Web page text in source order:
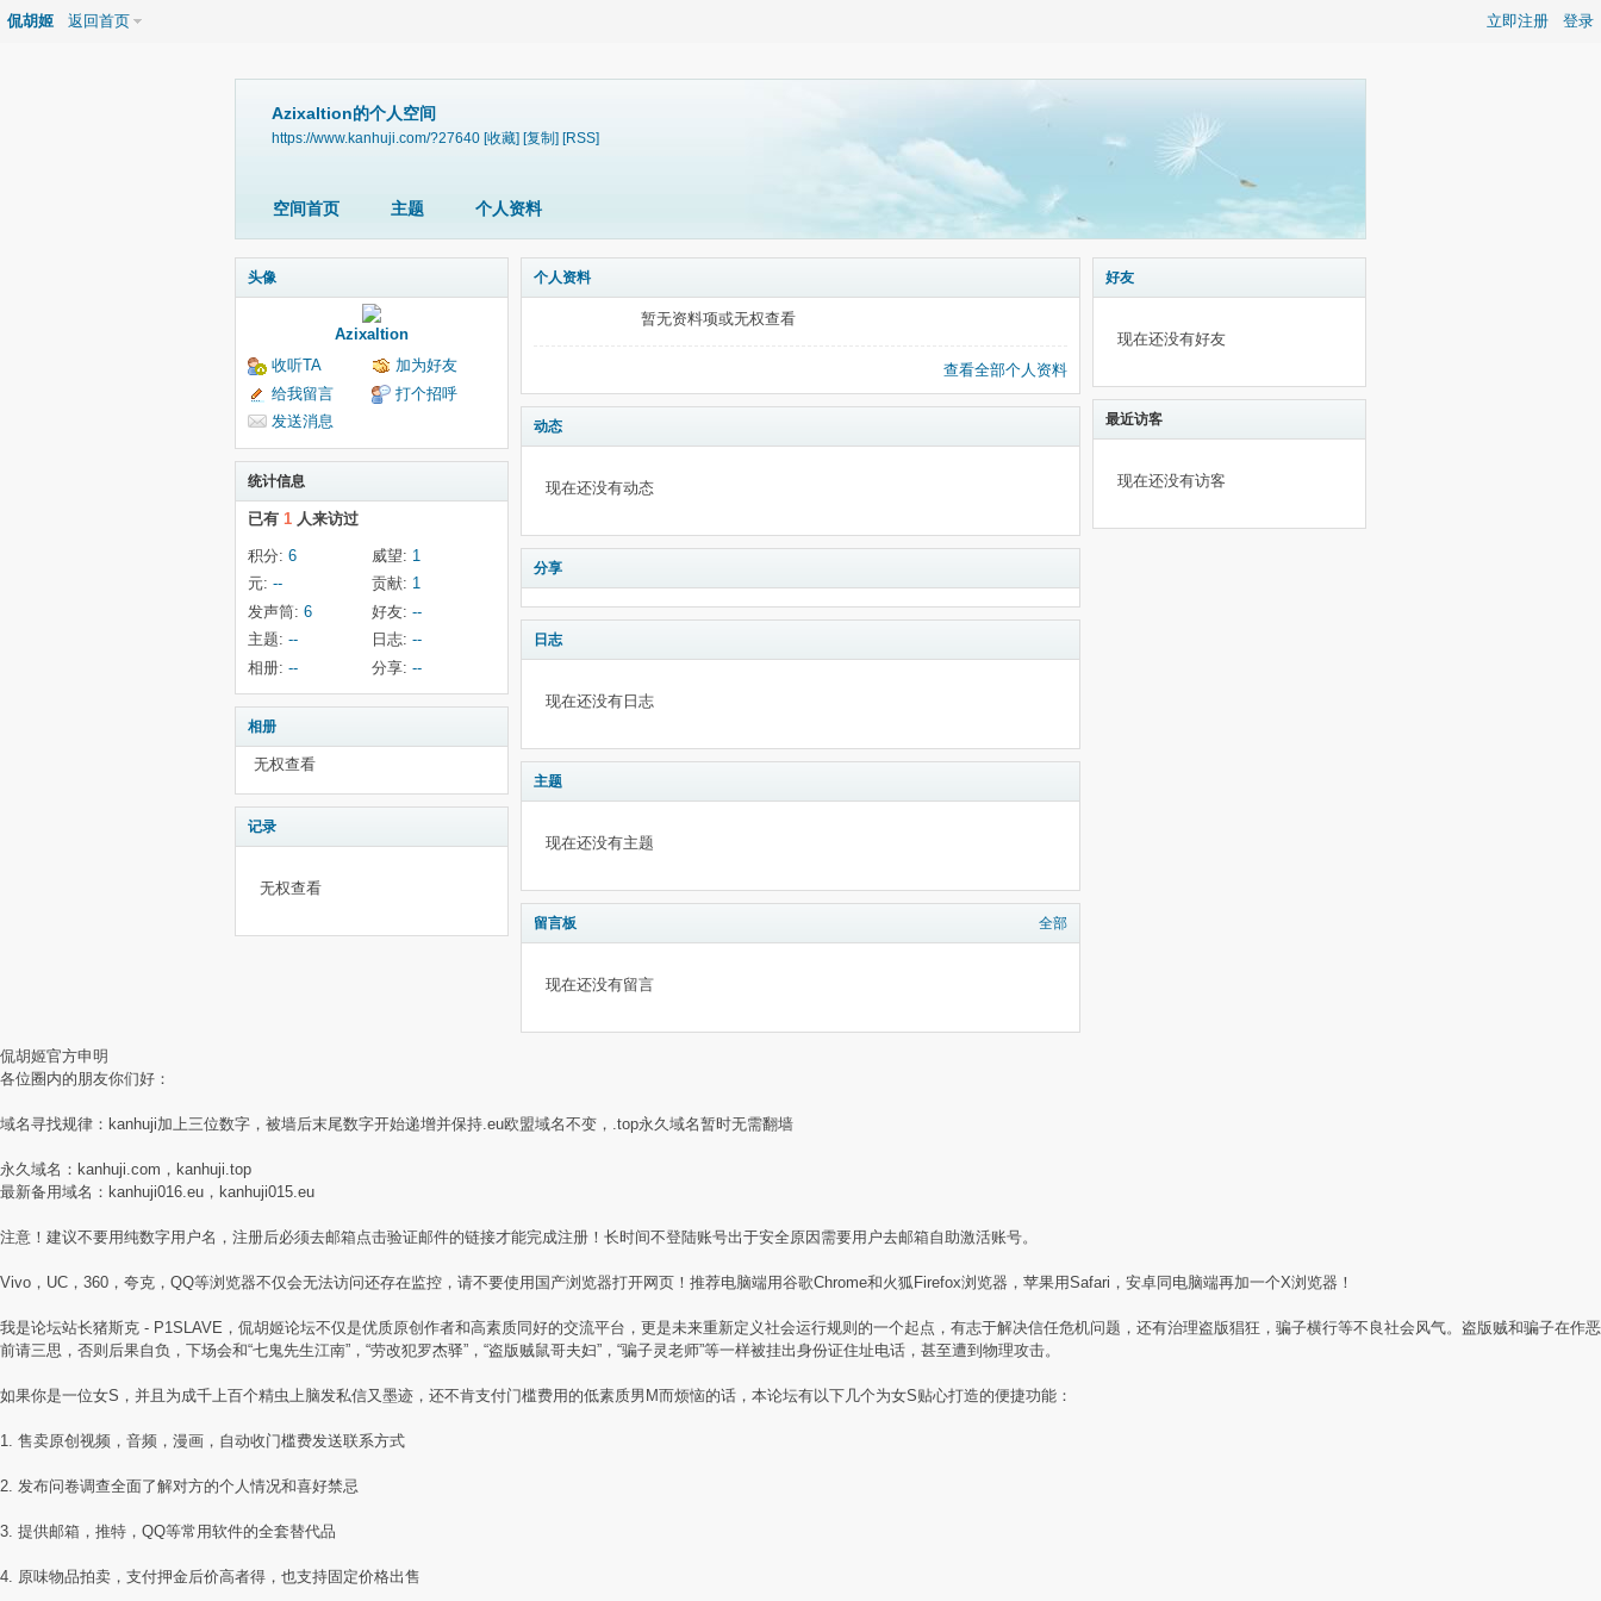
立即注册 登录
侃胡姬 返回首页
Azixaltion的个人空间
https://www.kanhuji.com/?27640 [收藏] [复制] [RSS]
空间首页 主题 个人资料
头像
Azixaltion
收听TA
加为好友
给我留言
打个招呼
发送消息
统计信息
已有 1 人来访过
积分: 6 威望: 1
元: -- 贡献: 1
发声筒: 6 好友: --
主题: -- 日志: --
相册: -- 分享: --
相册
无权查看
记录
无权查看
个人资料
暂无资料项或无权查看
查看全部个人资料
动态
现在还没有动态
分享
日志
现在还没有日志
主题
现在还没有主题
留言板 全部
现在还没有留言
好友
现在还没有好友
最近访客
现在还没有访客
侃胡姬官方申明
各位圈内的朋友你们好：
域名寻找规律：kanhuji加上三位数字，被墙后末尾数字开始递增并保持.eu欧盟域名不变，.top永久域名暂时无需翻墙
永久域名：kanhuji.com，kanhuji.top
最新备用域名：kanhuji016.eu，kanhuji015.eu
注意！建议不要用纯数字用户名，注册后必须去邮箱点击验证邮件的链接才能完成注册！长时间不登陆账号出于安全原因需要用户去邮箱自助激活账号。
Vivo，UC，360，夸克，QQ等浏览器不仅会无法访问还存在监控，请不要使用国产浏览器打开网页！推荐电脑端用谷歌Chrome和火狐Firefox浏览器，苹果用Safari，安卓同电脑端再加一个X浏览器！
我是论坛站长猪斯克 - P1SLAVE，侃胡姬论坛不仅是优质原创作者和高素质同好的交流平台，更是未来重新定义社会运行规则的一个起点，有志于解决信任危机问题，还有治理盗版猖狂，骗子横行等不良社会风气。盗版贼和骗子在作恶
前请三思，否则后果自负，下场会和“七鬼先生江南”，“劳改犯罗杰驿”，“盗版贼鼠哥夫妇”，“骗子灵老师”等一样被挂出身份证住址电话，甚至遭到物理攻击。
如果你是一位女S，并且为成千上百个精虫上脑发私信又墨迹，还不肯支付门槛费用的低素质男M而烦恼的话，本论坛有以下几个为女S贴心打造的便捷功能：
1. 售卖原创视频，音频，漫画，自动收门槛费发送联系方式
2. 发布问卷调查全面了解对方的个人情况和喜好禁忌
3. 提供邮箱，推特，QQ等常用软件的全套替代品
4. 原味物品拍卖，支付押金后价高者得，也支持固定价格出售